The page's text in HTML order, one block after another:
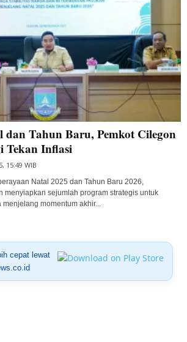
dan Tahun Baru, Pemkot Cilegon
Tekan Inflasi
15:49 WIB
Natal 2025 dan Tahun Baru 2026,
menyiapkan sejumlah program strategis untuk
momentum akhir...
cepat lewat